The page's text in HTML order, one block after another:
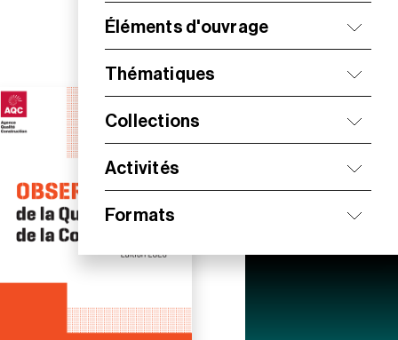
Éléments d'ouvrage
Thématiques
Collections
Activités
Formats